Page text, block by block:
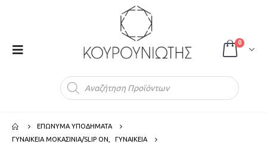
0
ΕΠΩΝΥΜΑ ΥΠΟΔΗΜΑΤΑ
ΓΥΝΑΙΚΕΙΑ ΜΟΚΑΣΙΝΙΑ/SLIP ON
ΓΥΝΑΙΚΕΙΑ